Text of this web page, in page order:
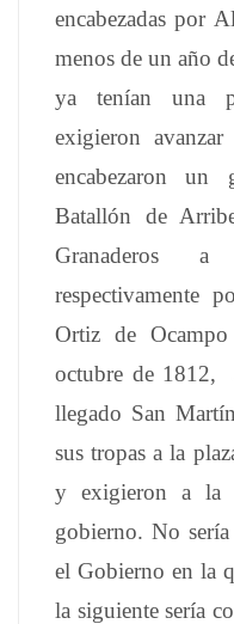
encabezadas por
menos de un año
ya tenían una
exigieron
encabezaron
Batallón de
Granaderos a
respectivamente
Ortiz de
octubre de 1812,
llegado San
sus tropas a la
y exigieron a la
gobierno. No
el Gobierno en la
la siguiente sería